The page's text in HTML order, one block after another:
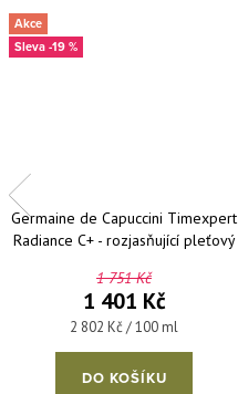
Akce
-19 %
Germaine de Capuccini Timexpert
Radiance C+ - rozjasňující pleťový
1 751 Kč
1 401 Kč
Měrná cena:
2 802 Kč / 100 ml
DO KOŠÍKU